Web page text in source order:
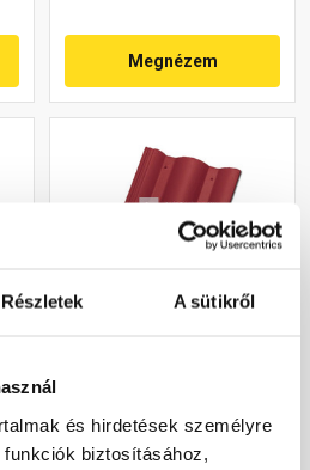
Részletek A sütikről
és hirdetések személyre
biztosításához,
Megnézem
Gyártói készleten